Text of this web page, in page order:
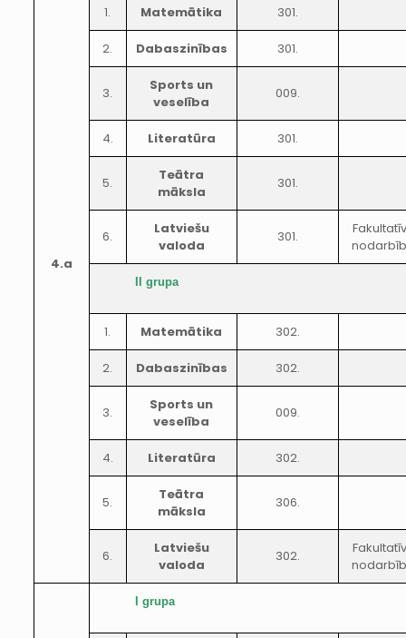
4.a
1. Matemātika 301.
2. Dabaszinības 301.
3.
Sports un
veselība
009.
4. Literatūra 301.
5.
Teātra
māksla
301.
6.
Latviešu
valoda
301.
II grupa
1. Matemātika 302.
2. Dabaszinības 302.
3.
Sports un
veselība
009.
4. Literatūra 302.
5.
Teātra
māksla
306.
6.
Latviešu
valoda
302.
I grupa